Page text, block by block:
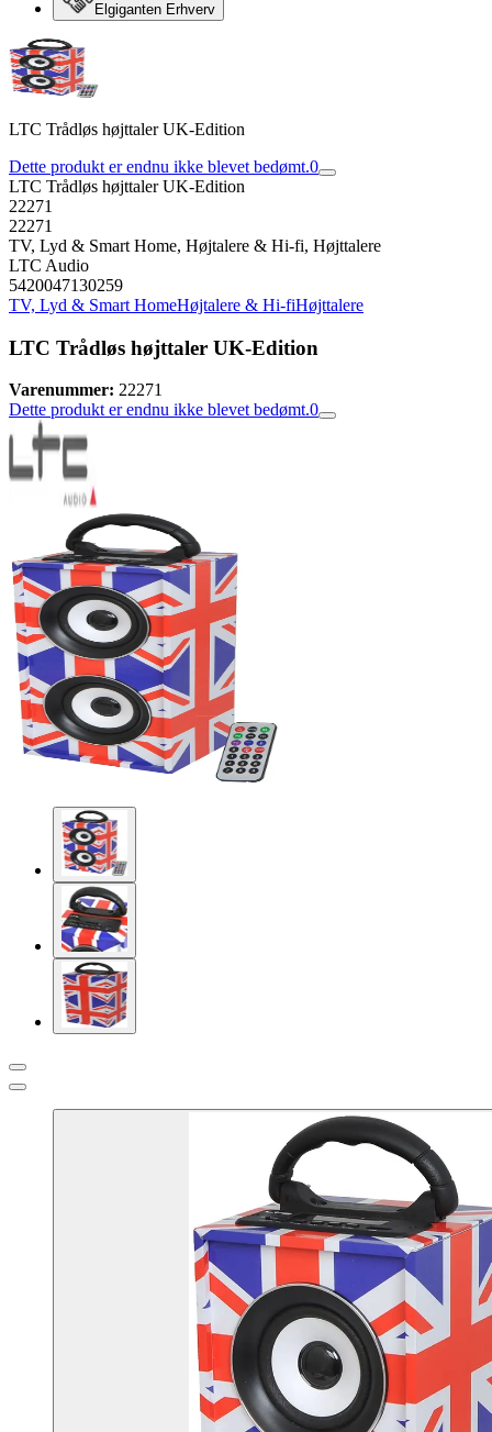
Elgiganten Erhverv
LTC Trådløs højttaler UK-Edition
Dette produkt er endnu ikke blevet bedømt.0
LTC Trådløs højttaler UK-Edition
22271
22271
TV, Lyd & Smart Home, Højtalere & Hi-fi, Højttalere
LTC Audio
5420047130259
TV, Lyd & Smart HomeHøjtalere & Hi-fiHøjttalere
LTC Trådløs højttaler UK-Edition
Varenummer: 22271
Dette produkt er endnu ikke blevet bedømt.0